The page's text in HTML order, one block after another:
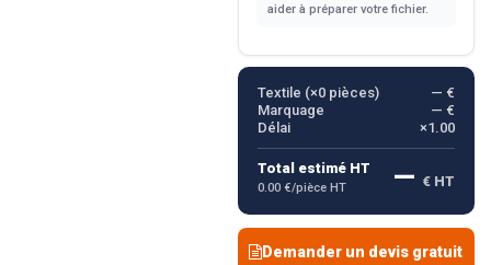
aider à préparer votre fichier.
Textile (×0pièces)
— €
Marquage
— €
Délai
×1.00
Total estimé HT
0.00 €/pièce HT — € HT
Demander un devis gratuit